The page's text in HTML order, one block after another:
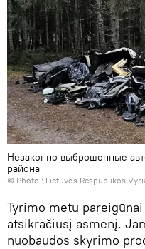
Незаконно выброшенные
района
© Photo : Lietuvos Respublikos
Tyrimo metu
atsikračiusį asmenį.
nuobaudos skyrimo